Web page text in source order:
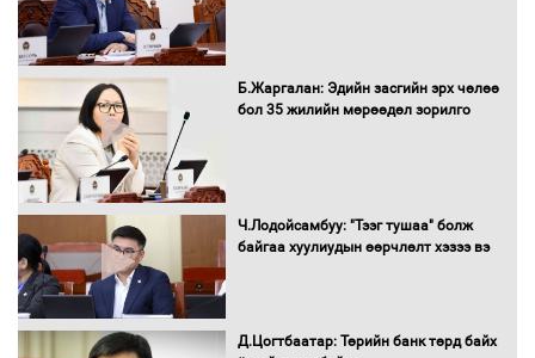
эрэгтэйчүүдийн волейболын тэмцээнд
оролцож байгаа баг тамирчдад
Автобензин, дизель түлшний онцгой
Б.Жаргалан: Эдийн засгийн эрх чөлөө
бол 35 жилийн мөрөөдөл зорилго
Ч.Лодойсамбуу: "Тээг тушаа" болж
байгаа хуулиудын өөрчлөлт хэзээ вэ
Д.Цогтбаатар: Төрийн банк төрд байх